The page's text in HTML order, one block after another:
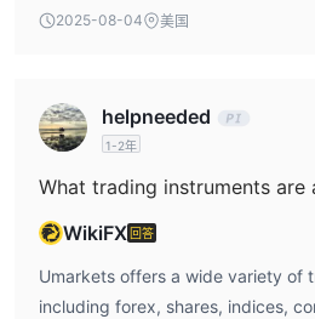
there are no deposit fees, which
2025-08-04 美国
helpneeded
1-2年
WikiFX 回答
Umarkets offers a wide variety of
including forex, shares, indices,